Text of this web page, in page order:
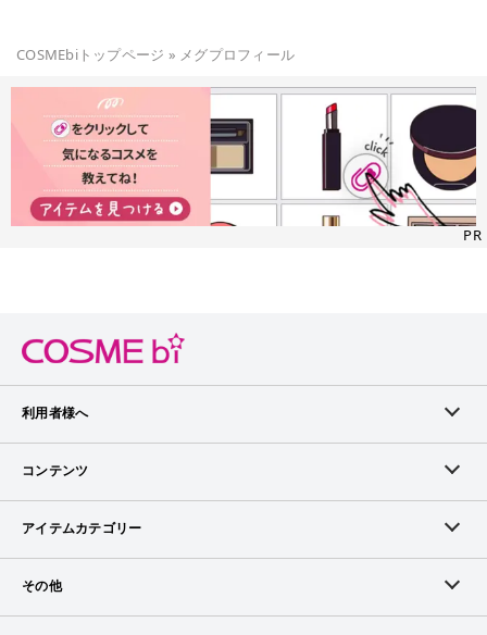
COSMEbiトップページ » メグプロフィール
PR
利用者様へ
メンバーログイン
メンバー会員について
アイテム掲載リクエスト
コンテンツ
ランキング
ブランドから探す
アイテムカテゴリー
スキンケア
その他